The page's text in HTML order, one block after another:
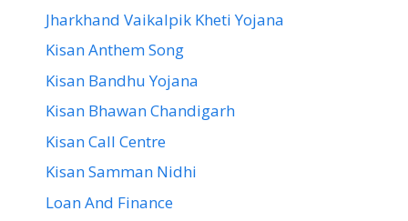
Jharkhand Vaikalpik Kheti Yojana
Kisan Anthem Song
Kisan Bandhu Yojana
Kisan Bhawan Chandigarh
Kisan Call Centre
Kisan Samman Nidhi
Loan And Finance